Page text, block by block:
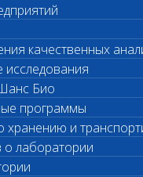
качественных
Био
программы
хранению и
о лаборатории